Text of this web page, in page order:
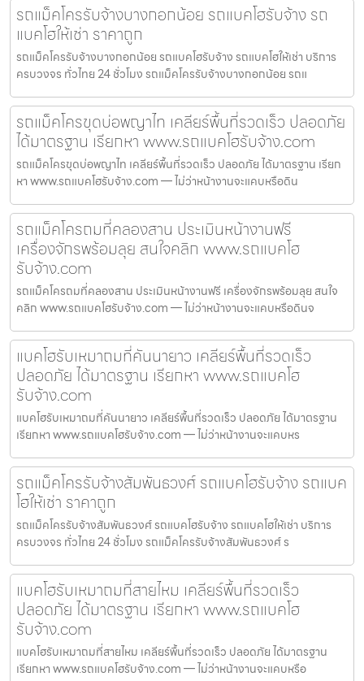
รถแม็คโครรับจ้างบางกอกน้อย รถแบคโฮรับจ้าง รถ
แบคโฮให้เช่า ราคาถูก
รถแม็คโครรับจ้างบางกอกน้อย รถแบคโฮรับจ้าง รถแบคโฮให้เช่า บริการ
ครบวงจร ทั่วไทย 24 ชั่วโมง รถแม็คโครรับจ้างบางกอกน้อย รถแ
รถแม็คโครขุดบ่อพญาไท เคลียร์พื้นที่รวดเร็ว ปลอดภัย
ได้มาตรฐาน เรียกหา www.รถแบคโฮรับจ้าง.com
รถแม็คโครขุดบ่อพญาไท เคลียร์พื้นที่รวดเร็ว ปลอดภัย ได้มาตรฐาน เรียก
หา www.รถแบคโฮรับจ้าง.com — ไม่ว่าหน้างานจะแคบหรือดิน
รถแม็คโครถมที่คลองสาน ประเมินหน้างานฟรี
เครื่องจักรพร้อมลุย สนใจคลิก www.รถแบคโฮ
รับจ้าง.com
รถแม็คโครถมที่คลองสาน ประเมินหน้างานฟรี เครื่องจักรพร้อมลุย สนใจ
คลิก www.รถแบคโฮรับจ้าง.com — ไม่ว่าหน้างานจะแคบหรือดินจ
แบคโฮรับเหมาถมที่คันนายาว เคลียร์พื้นที่รวดเร็ว
ปลอดภัย ได้มาตรฐาน เรียกหา www.รถแบคโฮ
รับจ้าง.com
แบคโฮรับเหมาถมที่คันนายาว เคลียร์พื้นที่รวดเร็ว ปลอดภัย ได้มาตรฐาน
เรียกหา www.รถแบคโฮรับจ้าง.com — ไม่ว่าหน้างานจะแคบหร
รถแม็คโครรับจ้างสัมพันธวงศ์ รถแบคโฮรับจ้าง รถแบค
โฮให้เช่า ราคาถูก
รถแม็คโครรับจ้างสัมพันธวงศ์ รถแบคโฮรับจ้าง รถแบคโฮให้เช่า บริการ
ครบวงจร ทั่วไทย 24 ชั่วโมง รถแม็คโครรับจ้างสัมพันธวงศ์ ร
แบคโฮรับเหมาถมที่สายไหม เคลียร์พื้นที่รวดเร็ว
ปลอดภัย ได้มาตรฐาน เรียกหา www.รถแบคโฮ
รับจ้าง.com
แบคโฮรับเหมาถมที่สายไหม เคลียร์พื้นที่รวดเร็ว ปลอดภัย ได้มาตรฐาน
เรียกหา www.รถแบคโฮรับจ้าง.com — ไม่ว่าหน้างานจะแคบหรือ